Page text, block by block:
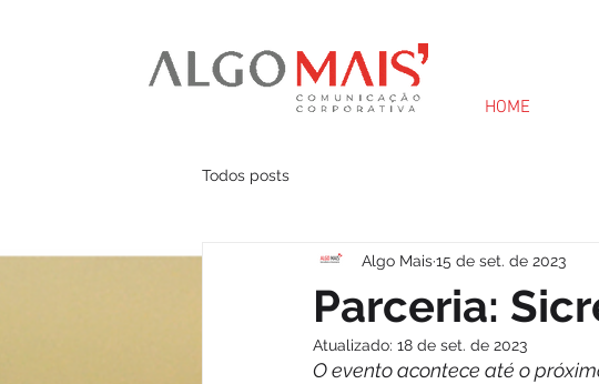
HOME
Todos posts
Parceria:
Algo Mais15 de set. de 2023
Atualizado: 18 de set. de 2023
O evento acontece até o